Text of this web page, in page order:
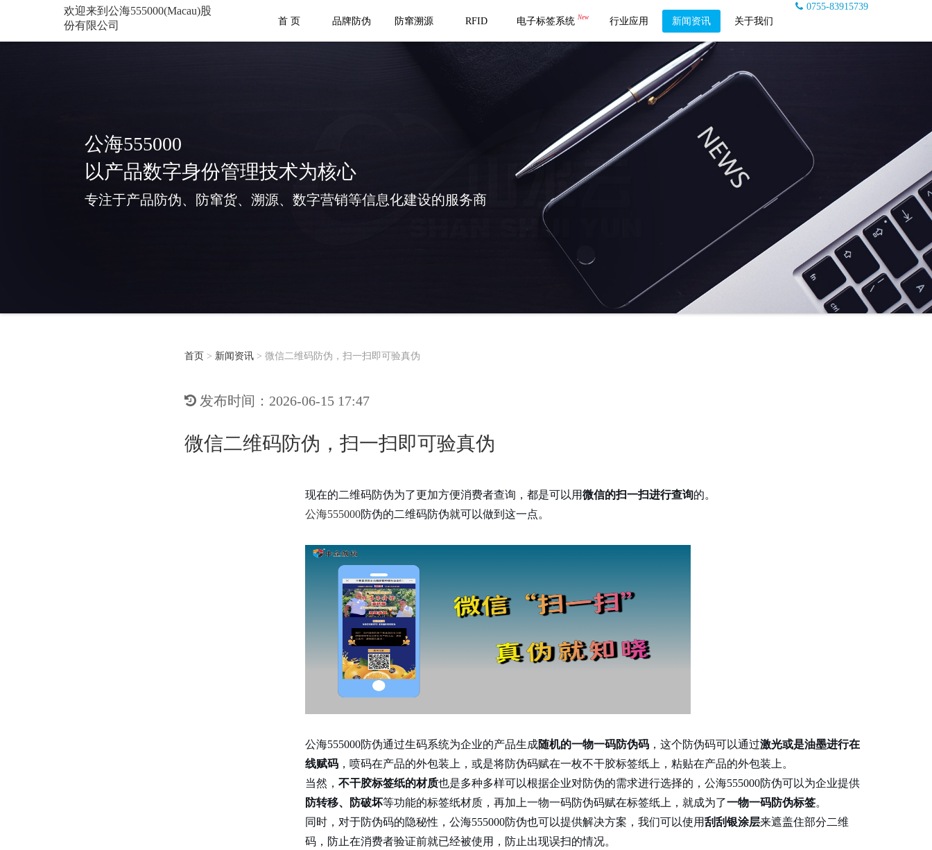
欢迎来到公海555000(Macau)股
份有限公司
0755-83915739
首 页
品牌防伪 防窜溯源 RFID 电子标签系统 New 行业应用 新闻资讯 关于我们
公海555000
以产品数字身份管理技术为核心
专注于产品防伪、防窜货、溯源、数字营销等信息化建设的服务商
首页 > 新闻资讯 > 微信二维码防伪，扫一扫即可验真伪
发布时间：2026-06-15 17:47
微信二维码防伪，扫一扫即可验真伪
现在的二维码防伪为了更加方便消费者查询，都是可以用微信的扫一扫进行查询的。
公海555000防伪的二维码防伪就可以做到这一点。
公海555000防伪通过生码系统为企业的产品生成随机的一物一码防伪码 ，这个防伪码可以通过激光或是油墨进行在
线赋码 ，喷码在产品的外包装上，或是将防伪码赋在一枚不干胶标签纸上，粘贴在产品的外包装上。
当然， 不干胶标签纸的材质也是多种多样可以根据企业对防伪的需求进行选择的，公海555000防伪可以为企业提供
防转移、防破坏等功能的标签纸材质，再加上一物一码防伪码赋在标签纸上，就成为了一物一码防伪标签。
同时，对于防伪码的隐秘性，公海555000防伪也可以提供解决方案，我们可以使用刮刮银涂层来遮盖住部分二维
码，防止在消费者验证前就已经被使用，防止出现误扫的情况。